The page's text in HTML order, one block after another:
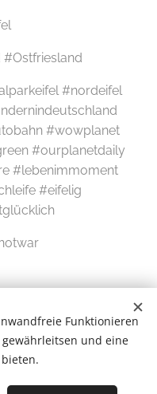
#Ostfriesland
#nordeifel
#wowplanet
#ourplanetdaily
#lebenimmoment
#eifelig
Funktionieren
und eine